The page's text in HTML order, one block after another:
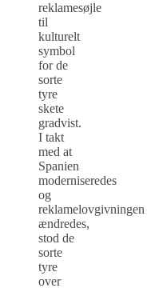
reklamesøjle
til
kulturelt
symbol
for de
sorte
tyre
skete
gradvist.
I takt
med at
Spanien
moderniseredes
og
reklamelovgivningen
ændredes,
stod de
sorte
tyre
over